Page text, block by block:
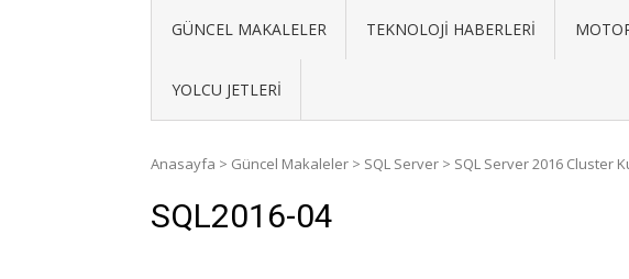
GÜNCEL MAKALELER TEKNOLOJI HABERLERI
YOLCU JETLERI
Anasayfa > Güncel Makaleler > SQL Server > SQL Server 2016 Cluster
SQL2016-04